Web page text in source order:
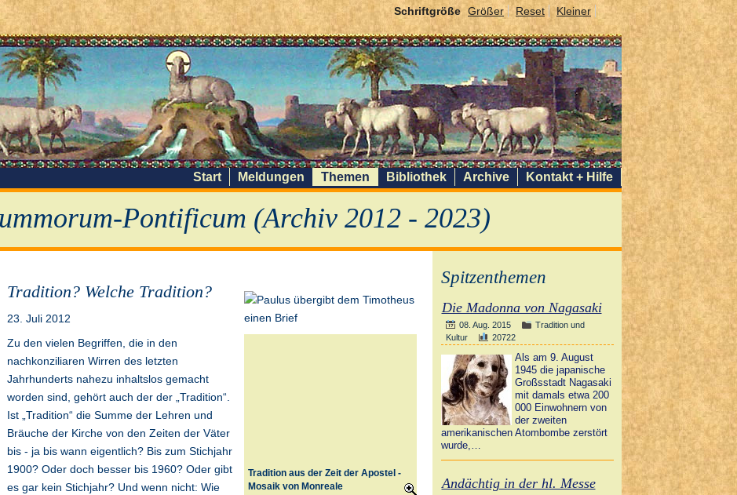
Pontificum (Archiv 2012 - 2023)
Schriftgröße Größer Reset Kleiner
Start Meldungen Themen Bibliothek Archive Kontakt + Hilfe
Tradition? Welche Tradition?
23. Juli 2012
Tradition aus der Zeit der Apostel -
Mosaik von Monreale
Zu den vielen Begriffen, die in den
nachkonziliaren Wirren des letzten
Jahrhunderts nahezu inhaltslos gemacht
worden sind, gehört auch der der „Tradition“.
Ist „Tradition“ die Summe der Lehren und
Bräuche der Kirche von den Zeiten der Väter
bis - ja bis wann eigentlich? Bis zum Stichjahr
1900? Oder doch besser bis 1960? Oder gibt
es gar kein Stichjahr? Und wenn nicht: Wie
Spitzenthemen
Die Madonna von Nagasaki
08. Aug. 2015
Tradition und
Kultur
20722
Als am 9. August
1945 die japanische
Großsstadt Nagasaki
mit damals etwa 200
000 Einwohnern von
der zweiten
amerikanischen Atombombe zerstört
wurde,…
Andächtig in der hl. Messe